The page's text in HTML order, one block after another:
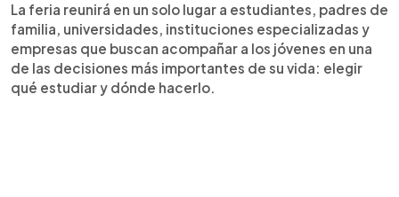
La feria reunirá en un solo lugar a estudiantes, padres de
familia, universidades, instituciones especializadas y
empresas que buscan acompañar a los jóvenes en una
de las decisiones más importantes de su vida: elegir
qué estudiar y dónde hacerlo.